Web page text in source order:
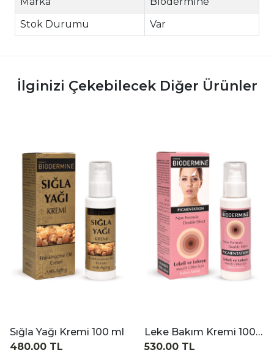
Stok Durumu
Var
İlginizi Çekebilecek Diğer Ürünler
530,00 TL
Eşek Sütü Sabunu 130 gr
120,00 TL